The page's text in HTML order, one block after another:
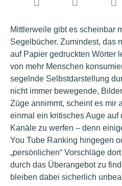
Mittlerweile gibt es scheinbar
Segelbücher. Zumindest, das
auf Papier gedruckten Wörter
von mehr Menschen
segelnde Selbstdarstellung
nicht immer bewegende,
Züge annimmt, scheint es mir
einmal ein kritisches Auge
Kanäle zu werfen – denn
You Tube Ranking hingegen
„persönlichen“ Vorschläge
durch das Überangebot zu
bleiben dabei sicherlich